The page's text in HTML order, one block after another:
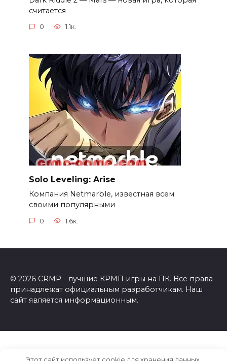
считается
0 1.1к.
Solo Leveling: Arise
Компания Netmarble, известная всем
своими популярными
0 1.6к.
© 2026 CRMP - лучшие КРМП игры на ПК. Все права
принадлежат официальным разработчикам. Наш
сайт является информационным.